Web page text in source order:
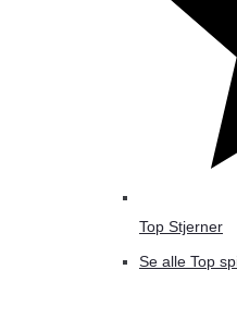
Top Stjerner
Se alle Top